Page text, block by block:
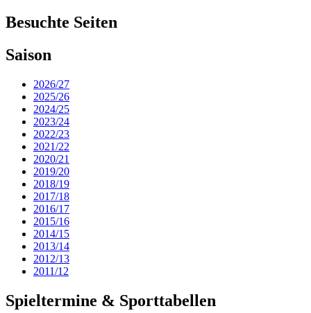
Besuchte Seiten
Saison
2026/27
2025/26
2024/25
2023/24
2022/23
2021/22
2020/21
2019/20
2018/19
2017/18
2016/17
2015/16
2014/15
2013/14
2012/13
2011/12
Spieltermine & Sporttabellen